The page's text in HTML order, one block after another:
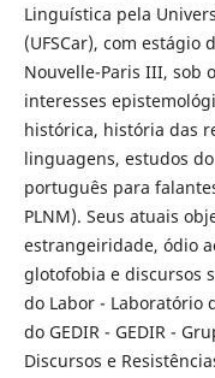
Linguística pela
(UFSCar), com
Nouvelle-Paris III, sob
interesses
histórica, história das
linguagens, estudos
português para
PLNM). Seus atuais
estrangeiridade, ódio
glotofobia e discursos
do Labor - Laboratório
do GEDIR - GEDIR -
Discursos e